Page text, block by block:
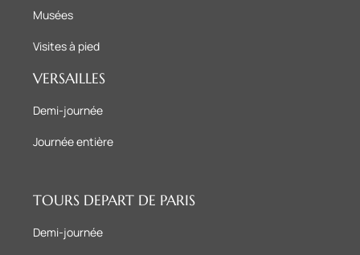
Musées
Visites à pied
VERSAILLES
Demi-journée
Journée entière
TOURS DEPART DE PARIS
Demi-journée